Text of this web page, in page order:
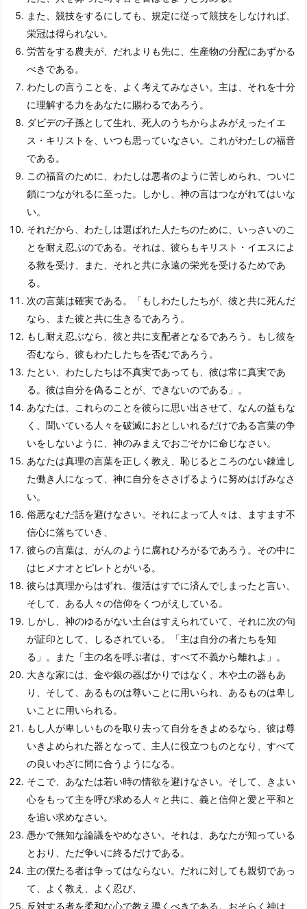
また、競技をするにしても、規定に従って競技をしなければ、
栄冠は得られない。
労苦をする農夫が、だれよりも先に、生産物の分配にあずかる
べきである。
わたしの言うことを、よく考えてみなさい。主は、それを十分
に理解する力をあなたに賜わるであろう。
ダビデの子孫として生れ、死人のうちからよみがえったイエ
ス・キリストを、いつも思っていなさい。これがわたしの福音
である。
この福音のために、わたしは悪者のように苦しめられ、ついに
鎖につながれるに至った。しかし、神の言はつながれてはいな
い。
それだから、わたしは選ばれた人たちのために、いっさいのこ
とを耐え忍ぶのである。それは、彼らもキリスト・イエスによ
る救を受け、また、それと共に永遠の栄光を受けるためであ
る。
次の言葉は確実である。「もしわたしたちが、彼と共に死んだ
なら、また彼と共に生きるであろう。
もし耐え忍ぶなら、彼と共に支配者となるであろう。もし彼を
否むなら、彼もわたしたちを否むであろう。
たとい、わたしたちは不真実であっても、彼は常に真実であ
る。彼は自分を偽ることが、できないのである」。
あなたは、これらのことを彼らに思い出させて、なんの益もな
く、聞いている人々を破滅におとしいれるだけである言葉の争
いをしないように、神のみまえでおごそかに命じなさい。
あなたは真理の言葉を正しく教え、恥じるところのない錬達し
た働き人になって、神に自分をささげるように努めはげみなさ
い。
俗悪なむだ話を避けなさい。それによって人々は、ますます不
信心に落ちていき、
彼らの言葉は、がんのように腐れひろがるであろう。その中に
はヒメナオとピレトとがいる。
彼らは真理からはずれ、復活はすでに済んでしまったと言い、
そして、ある人々の信仰をくつがえしている。
しかし、神のゆるがない土台はすえられていて、それに次の句
が証印として、しるされている。「主は自分の者たちを知
る」。また「主の名を呼ぶ者は、すべて不義から離れよ」。
大きな家には、金や銀の器ばかりではなく、木や土の器もあ
り、そして、あるものは尊いことに用いられ、あるものは卑し
いことに用いられる。
もし人が卑しいものを取り去って自分をきよめるなら、彼は尊
いきよめられた器となって、主人に役立つものとなり、すべて
の良いわざに間に合うようになる。
そこで、あなたは若い時の情欲を避けなさい。そして、きよい
心をもって主を呼び求める人々と共に、義と信仰と愛と平和と
を追い求めなさい。
愚かで無知な論議をやめなさい。それは、あなたが知っている
とおり、ただ争いに終るだけである。
主の僕たる者は争ってはならない。だれに対しても親切であっ
て、よく教え、よく忍び、
反対する者を柔和な心で教え導くべきである。おそらく神は、